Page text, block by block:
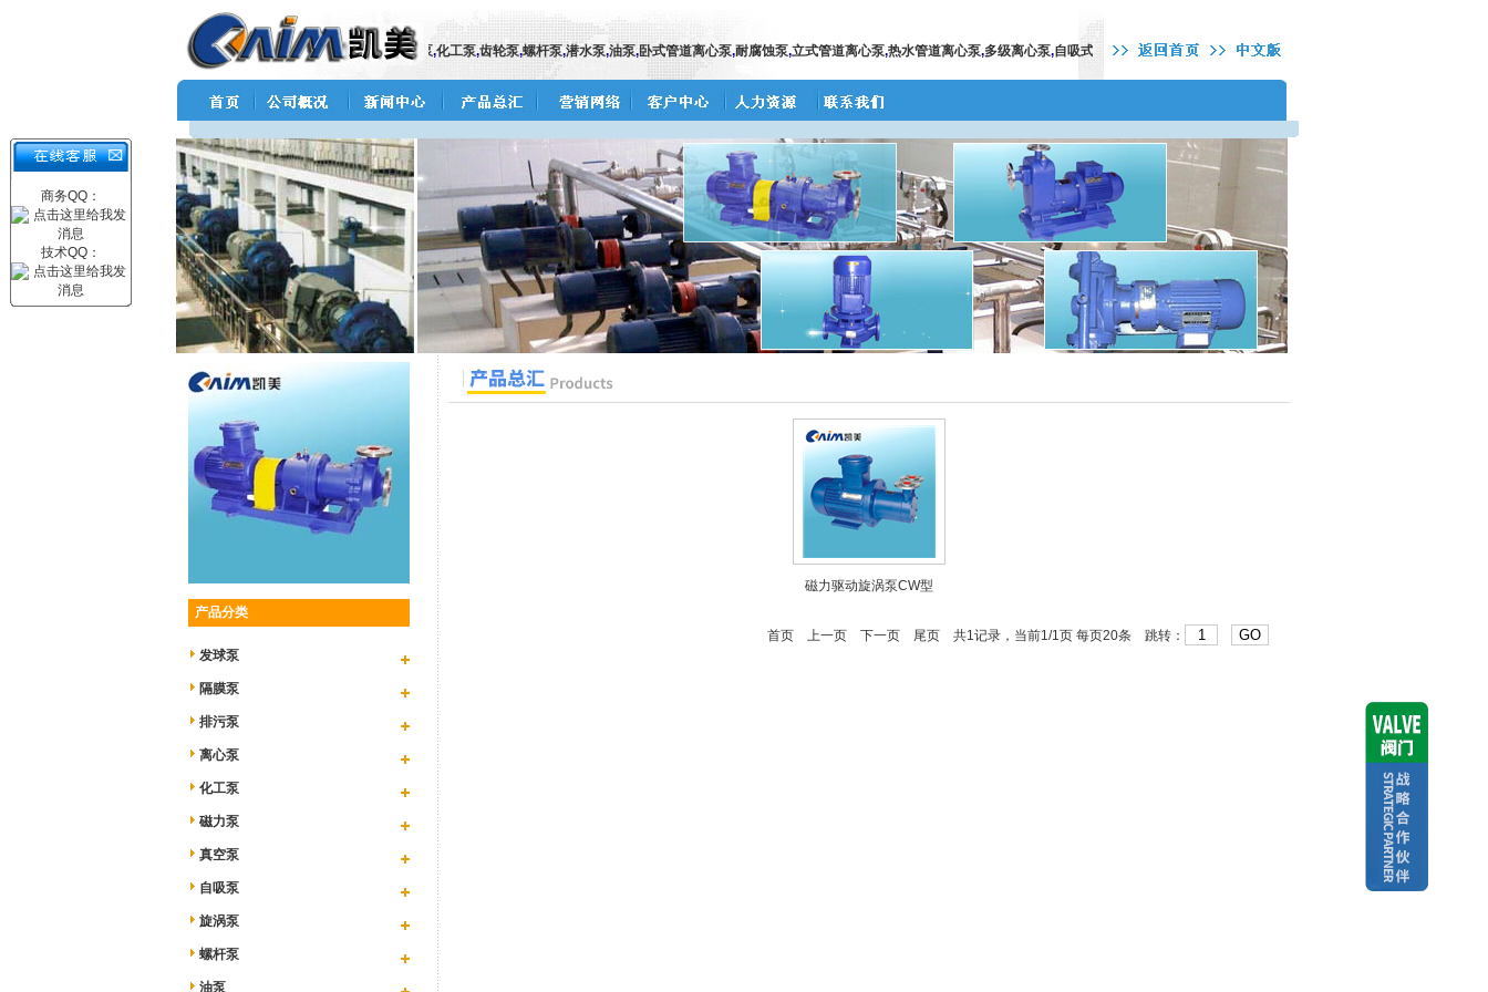
,自吸泵,隔膜泵,气动隔膜泵,电动隔膜泵, 化工泵,齿轮泵,螺杆泵,潜水泵,油泵,卧式管道离心泵,耐腐蚀泵,立式管道离心泵,热水管道离心泵,多级离心泵,自吸式离心泵,低转速离心泵 氟塑料离心泵
产品分类
发球泵
隔膜泵
排污泵
离心泵
化工泵
磁力泵
真空泵
自吸泵
旋涡泵
螺杆泵
油泵
磁力驱动旋涡泵CW型
首页 上一页 下一页 尾页 共1记录，当前1/1页 每页20条 跳转： GO
商务QQ：
技术QQ：